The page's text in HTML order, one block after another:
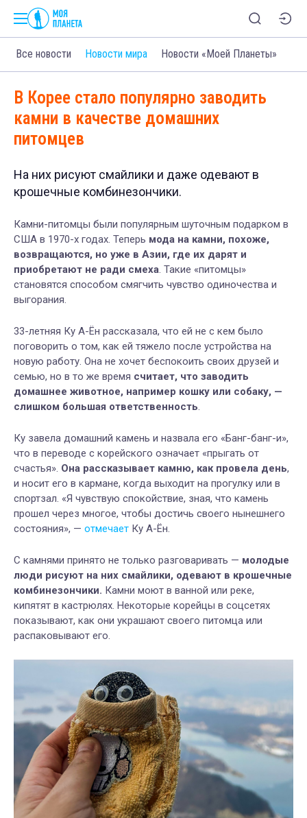
Все новости Новости мира Новости «Моей Планеты»
В Корее стало популярно заводить
камни в качестве домашних
питомцев
На них рисуют смайлики и даже одевают в
крошечные комбинезончики.
Камни-питомцы были популярным шуточным подарком в
США в 1970-х годах. Теперь мода на камни, похоже,
возвращаются, но уже в Азии, где их дарят и
приобретают не ради смеха. Такие «питомцы»
становятся способом смягчить чувство одиночества и
выгорания.
33-летняя Ку А-Ён рассказала, что ей не с кем было
поговорить о том, как ей тяжело после устройства на
новую работу. Она не хочет беспокоить своих друзей и
семью, но в то же время считает, что заводить
домашнее животное, например кошку или собаку, —
слишком большая ответственность.
Ку завела домашний камень и назвала его «Банг-банг-и»,
что в переводе с корейского означает «прыгать от
счастья». Она рассказывает камню, как провела день,
и носит его в кармане, когда выходит на прогулку или в
спортзал. «Я чувствую спокойствие, зная, что камень
прошел через многое, чтобы достичь своего нынешнего
состояния», — отмечает Ку А-Ён.
С камнями принято не только разговаривать — молодые
люди рисуют на них смайлики, одевают в крошечные
комбинезончики. Камни моют в ванной или реке,
кипятят в кастрюлях. Некоторые корейцы в соцсетях
показывают, как они украшают своего питомца или
распаковывают его.